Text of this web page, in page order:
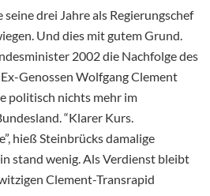
drei Jahre als Regierungschef
Und dies mit gutem Grund.
2002 die Nachfolge des
Genossen Wolfgang Clement
politisch nichts mehr im
“Klarer Kurs.
hieß Steinbrücks damalige
stand wenig. Als Verdienst bleibt
Clement-Transrapid